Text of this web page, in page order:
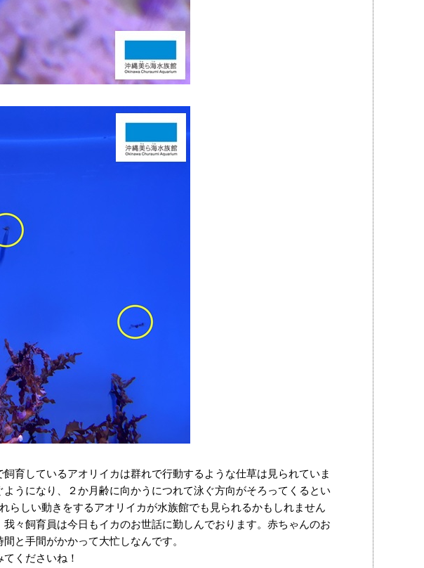
育しているアオリイカは群れで行動するような仕草は見られていま
うになり、２か月齢に向かうにつれて泳ぐ方向がそろってくるとい
らしい動きをするアオリイカが水族館でも見られるかもしれません
々飼育員は今日もイカのお世話に勤しんでおります。赤ちゃんのお
と手間がかかって大忙しなんです。
くださいね！